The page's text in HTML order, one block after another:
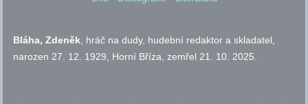
Bláha, Zdeněk, hráč na dudy, hudební redaktor a skladatel,
narozen 27. 12. 1929, Horní Bříza, zemřel 21. 10. 2025.